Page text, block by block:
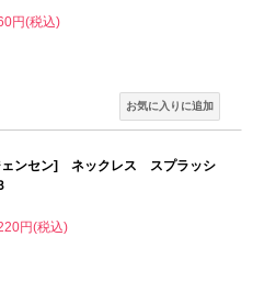
円(税込)
ェンセン] ネックレス スプラッシ
円(税込)